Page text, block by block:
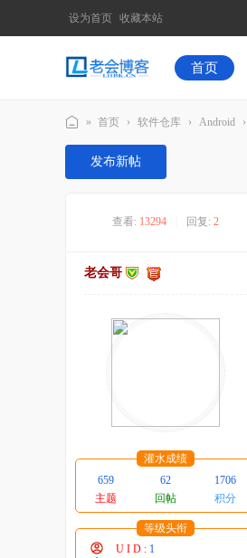
设为首页 收藏本站
首页
老
会
源
程
» 首页 › 软件仓库 › Android ›
发布新帖
查看: 13294 回复: 2
老会哥
灌水成绩
659
62
1706
主题
回帖 积分
等级头衔
U I D : 1